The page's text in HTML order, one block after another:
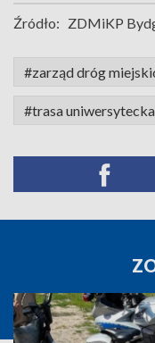
Źródło: ZDMiKP
#zarząd dróg
#trasa uniwersytecka